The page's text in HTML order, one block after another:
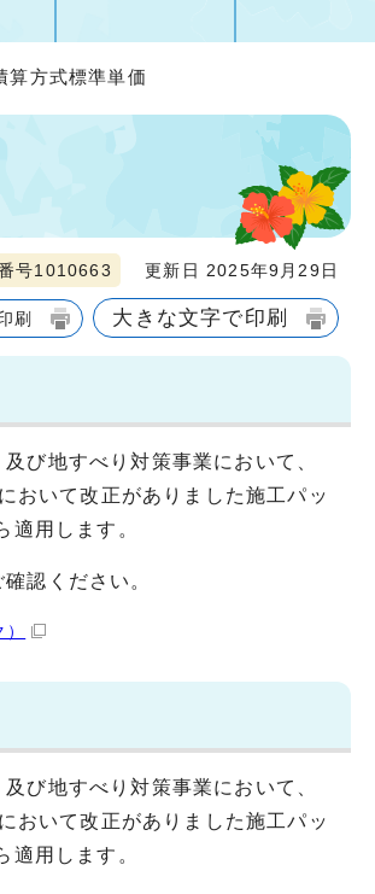
算方式標準単価
号1010663 更新日 2025年9月29日
刷 大きな文字で印刷
び地すべり対策事業において、
おいて改正がありました施工パッ
用します。
認ください。
び地すべり対策事業において、
おいて改正がありました施工パッ
用します。